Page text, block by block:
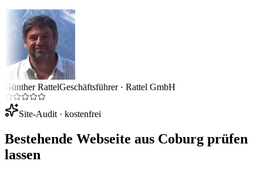
Günther RattelGeschäftsführer· Rattel GmbH
Site-Audit · kostenfrei
Bestehende Webseite aus Coburg prüfen
lassen